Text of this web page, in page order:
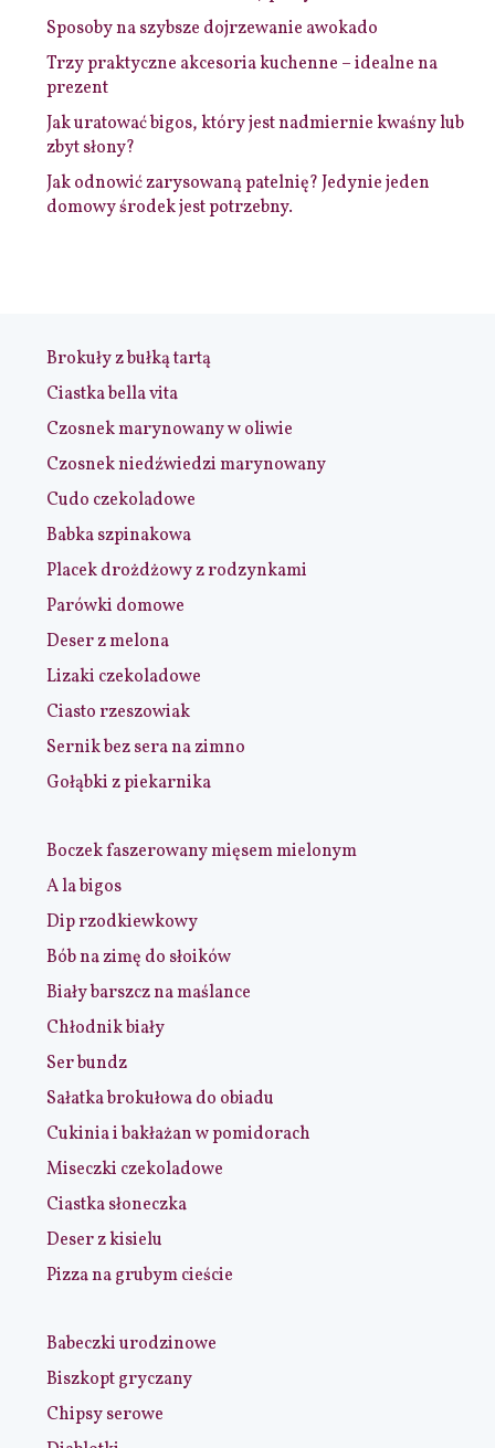
Sposoby na szybsze dojrzewanie awokado
Trzy praktyczne akcesoria kuchenne – idealne na
prezent
Jak uratować bigos, który jest nadmiernie kwaśny lub
zbyt słony?
Jak odnowić zarysowaną patelnię? Jedynie jeden
domowy środek jest potrzebny.
Brokuły z bułką tartą
Ciastka bella vita
Czosnek marynowany w oliwie
Czosnek niedźwiedzi marynowany
Cudo czekoladowe
Babka szpinakowa
Placek drożdżowy z rodzynkami
Parówki domowe
Deser z melona
Lizaki czekoladowe
Ciasto rzeszowiak
Sernik bez sera na zimno
Gołąbki z piekarnika
Boczek faszerowany mięsem mielonym
A la bigos
Dip rzodkiewkowy
Bób na zimę do słoików
Biały barszcz na maślance
Chłodnik biały
Ser bundz
Sałatka brokułowa do obiadu
Cukinia i bakłażan w pomidorach
Miseczki czekoladowe
Ciastka słoneczka
Deser z kisielu
Pizza na grubym cieście
Babeczki urodzinowe
Biszkopt gryczany
Chipsy serowe